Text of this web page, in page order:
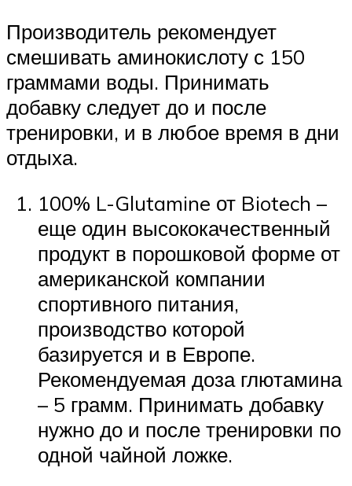
Производитель рекомендует
смешивать аминокислоту с 150
граммами воды. Принимать
добавку следует до и после
тренировки, и в любое время в дни
отдыха.
100% L-Glutamine от Biotech –
еще один высококачественный
продукт в порошковой форме от
американской компании
спортивного питания,
производство которой
базируется и в Европе.
Рекомендуемая доза глютамина
– 5 грамм. Принимать добавку
нужно до и после тренировки по
одной чайной ложке.